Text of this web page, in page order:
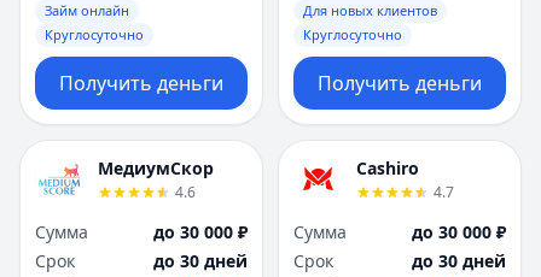
Займ онлайн
Круглосуточно
Получить деньги
Для новых клиентов
Круглосуточно
Получить деньги
МедиумСкор
4.6
Сумма
до 30 000 ₽
Срок
до 30 дней
Cashiro
4.7
Сумма
до 30 000 ₽
Срок
до 30 дней